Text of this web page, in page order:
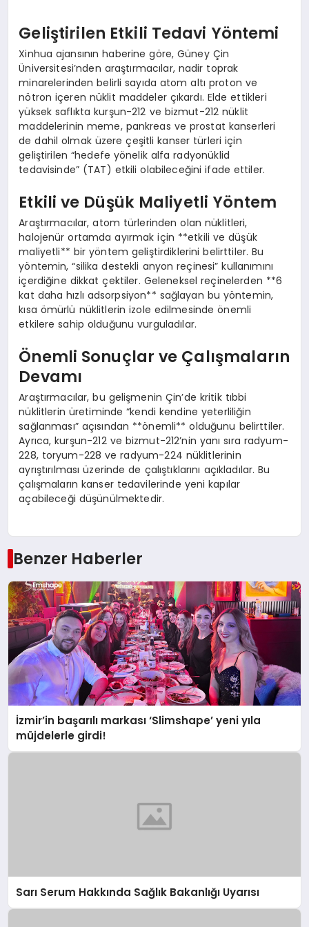
Geliştirilen Etkili Tedavi Yöntemi
Xinhua ajansının haberine göre, Güney Çin
Üniversitesi’nden araştırmacılar, nadir toprak
minarelerinden belirli sayıda atom altı proton ve
nötron içeren nüklit maddeler çıkardı. Elde ettikleri
yüksek saflıkta kurşun-212 ve bizmut-212 nüklit
maddelerinin meme, pankreas ve prostat kanserleri
de dahil olmak üzere çeşitli kanser türleri için
geliştirilen “hedefe yönelik alfa radyonüklid
tedavisinde” (TAT) etkili olabileceğini ifade ettiler.
Etkili ve Düşük Maliyetli Yöntem
Araştırmacılar, atom türlerinden olan nüklitleri,
halojenür ortamda ayırmak için **etkili ve düşük
maliyetli** bir yöntem geliştirdiklerini belirttiler. Bu
yöntemin, “silika destekli anyon reçinesi” kullanımını
içerdiğine dikkat çektiler. Geleneksel reçinelerden **6
kat daha hızlı adsorpsiyon** sağlayan bu yöntemin,
kısa ömürlü nüklitlerin izole edilmesinde önemli
etkilere sahip olduğunu vurguladılar.
Önemli Sonuçlar ve Çalışmaların
Devamı
Araştırmacılar, bu gelişmenin Çin’de kritik tıbbi
nüklitlerin üretiminde “kendi kendine yeterliliğin
sağlanması” açısından **önemli** olduğunu belirttiler.
Ayrıca, kurşun-212 ve bizmut-212’nin yanı sıra radyum-
228, toryum-228 ve radyum-224 nüklitlerinin
ayrıştırılması üzerinde de çalıştıklarını açıkladılar. Bu
çalışmaların kanser tedavilerinde yeni kapılar
açabileceği düşünülmektedir.
Benzer Haberler
İzmir’in başarılı markası ‘Slimshape’ yeni yıla
müjdelerle girdi!
Sarı Serum Hakkında Sağlık Bakanlığı Uyarısı